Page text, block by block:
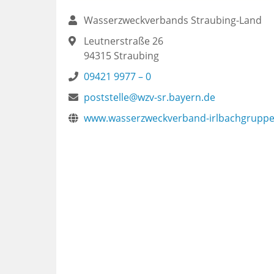
Wasserzweckverbands Straubing-Land
Leutnerstraße 26
94315 Straubing
09421 9977 – 0
poststelle@wzv-sr.bayern.de
www.wasserzweckverband-